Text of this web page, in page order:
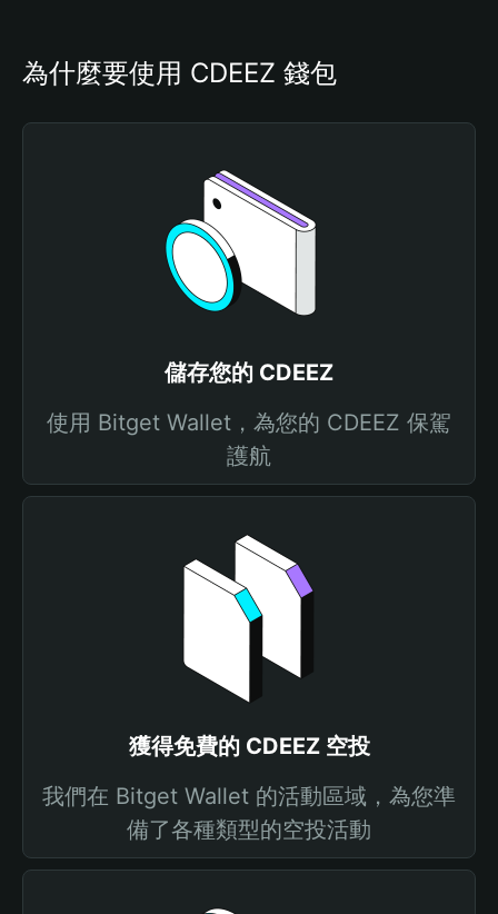
為什麼要使用 CDEEZ 錢包
儲存您的 CDEEZ
使用 Bitget Wallet，為您的 CDEEZ 保駕
護航
獲得免費的 CDEEZ 空投
我們在 Bitget Wallet 的活動區域，為您準
備了各種類型的空投活動